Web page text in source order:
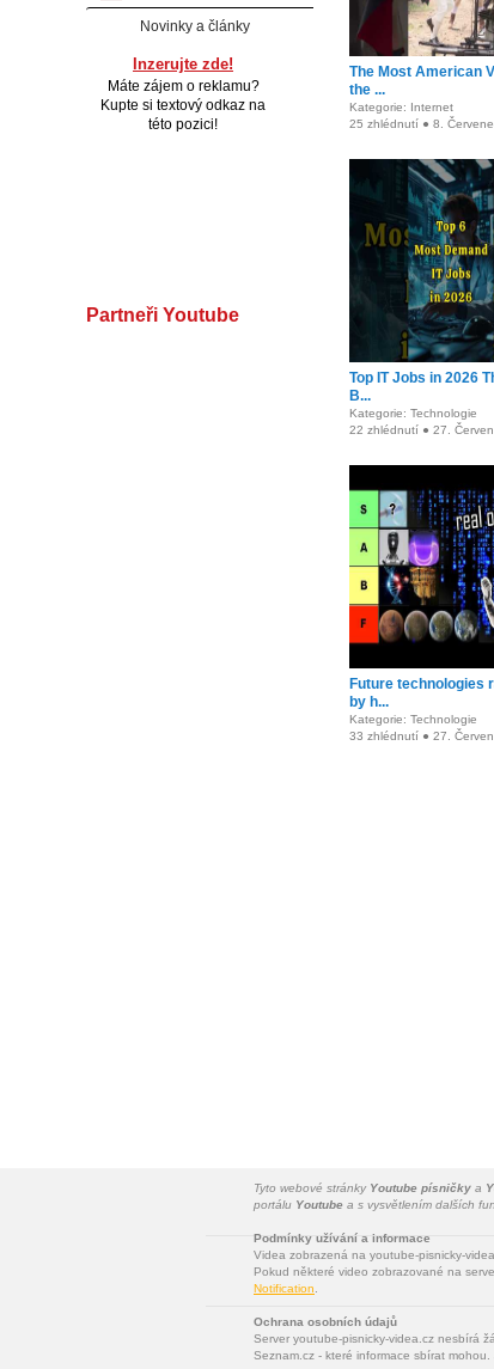
The Most American
the ...
Kategorie: Internet
25 zhlédnutí ● 8.
Top IT Jobs in 2026
B...
Kategorie: Technologie
22 zhlédnutí ● 27.
Future technologies
by h...
Kategorie: Technologie
33 zhlédnutí ● 27.
Novinky a články
Inzerujte zde!
Máte zájem o reklamu?
Kupte si textový odkaz na
této pozici!
Partneři Youtube
Tyto webové stránky Youtube písničky a
portálu Youtube a s vysvětlením dalších
Podmínky užívání a informace
Videa zobrazená na youtube-pisnicky-
Pokud některé video zobrazované na
Notification
Ochrana osobních údajů
Server youtube-pisnicky-videa.cz nesbírá
Seznam.cz - které informace sbírat